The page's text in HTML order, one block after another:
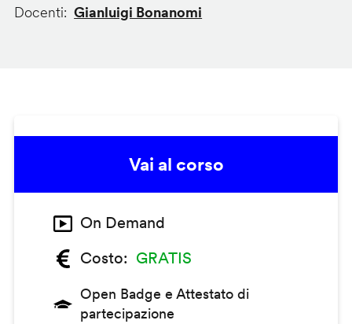
Docenti
Gianluigi Bonanomi
Vai al corso
On Demand
Costo
GRATIS
Open Badge e Attestato di
partecipazione